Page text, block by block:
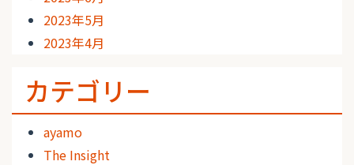
2023年5月
2023年4月
カテゴリー
ayamo
The Insight